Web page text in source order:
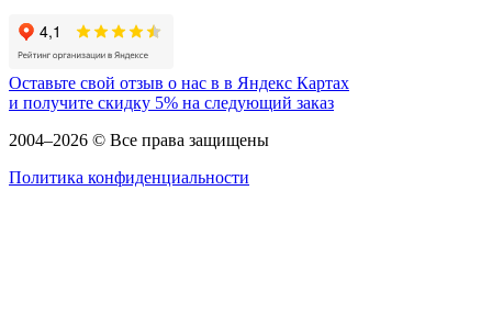
Оставьте свой отзыв о нас в в Яндекс Картах
и получите скидку 5% на следующий заказ
2004–2026 © Все права защищены
Политика конфиденциальности